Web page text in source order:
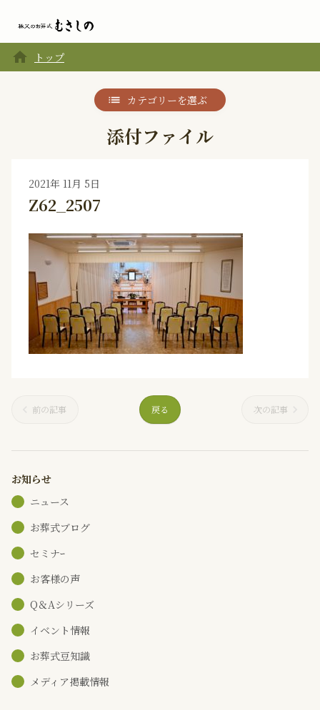
home トップ
カテゴリーを選ぶ
添付ファイル
2021年 11月 5日
Z62_2507
前の記事 戻る 次の記事
お知らせ
ニュース
お葬式ブログ
セミナｰ
お客様の声
Q＆Aシリーズ
イベント情報
お葬式豆知識
メディア掲載情報